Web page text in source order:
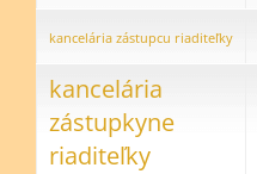
kancelária zástupcu riaditeľky
kancelária
zástupkyne
riaditeľky